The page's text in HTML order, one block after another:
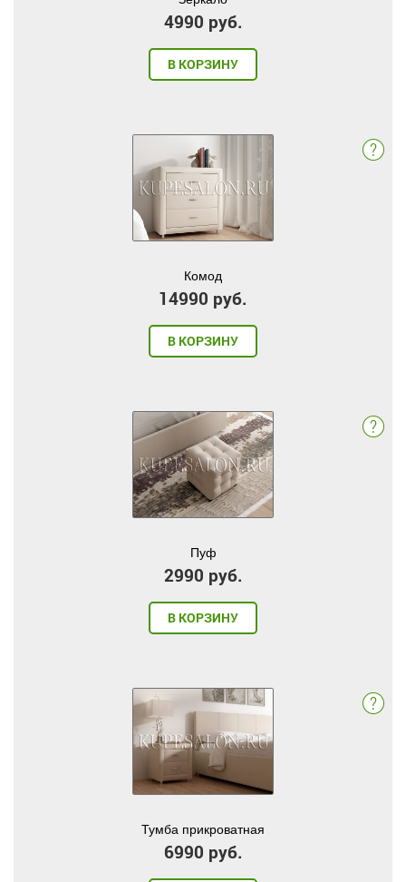
4990 руб.
В КОРЗИНУ
Комод
14990 руб.
В КОРЗИНУ
Пуф
2990 руб.
В КОРЗИНУ
Тумба прикроватная
6990 руб.